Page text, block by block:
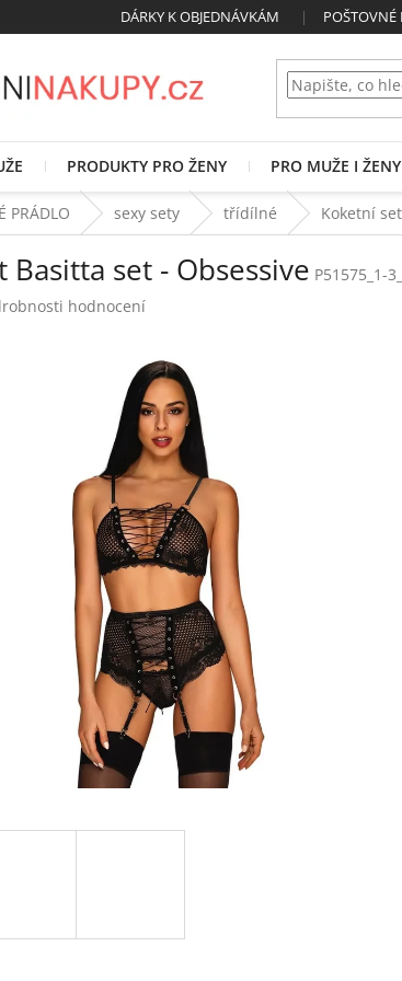
DÁRKY K OBJEDNÁVKÁM
PRODUKTY PRO ŽENY PRO MUŽE I ŽENY
PRÁDLO sexy sety třídílné Koketní
Basitta set - Obsessive P51575_1-
hodnocení